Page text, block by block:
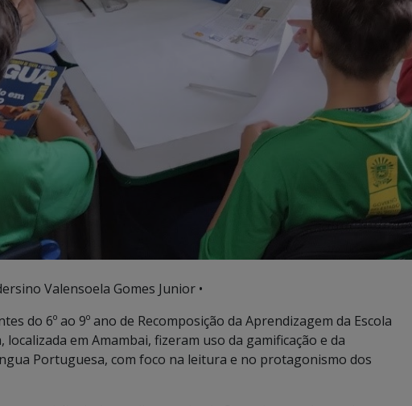
Valensoela Gomes Junior •
do 6º ao 9º ano de Recomposição da Aprendizagem da Escola
em Amambai, fizeram uso da gamificação e da
Portuguesa, com foco na leitura e no protagonismo dos